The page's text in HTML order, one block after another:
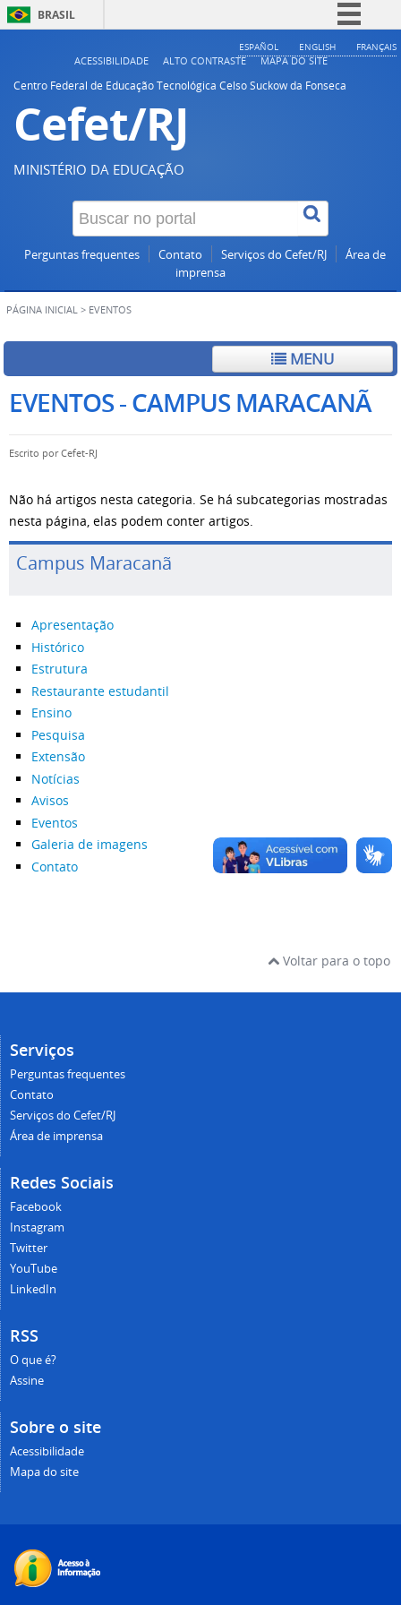
BRASIL
Simplifique!
ESPAÑOL ENGLISH FRANÇAIS
ACESSIBILIDADE ALTO CONTRASTE
MAPA DO SITE
Centro Federal de Educação Tecnológica Celso Suckow da Fonseca
Cefet/RJ
MINISTÉRIO DA EDUCAÇÃO
Perguntas frequentes Contato Serviços do Cefet/RJ
Área de
imprensa
PÁGINA INICIAL > EVENTOS
MENU
EVENTOS - CAMPUS MARACANÃ
Escrito porCefet-RJ
Não há artigos nesta categoria. Se há subcategorias mostradas
nesta página, elas podem conter artigos.
Campus Maracanã
Apresentação
Histórico
Estrutura
Restaurante estudantil
Ensino
Pesquisa
Extensão
Notícias
Avisos
Eventos
Galeria de imagens
Contato
Voltar para o topo
Serviços
Perguntas frequentes
Contato
Serviços do Cefet/RJ
Área de imprensa
Redes Sociais
Facebook
Instagram
Twitter
YouTube
LinkedIn
RSS
O que é?
Assine
Sobre o site
Acessibilidade
Mapa do site